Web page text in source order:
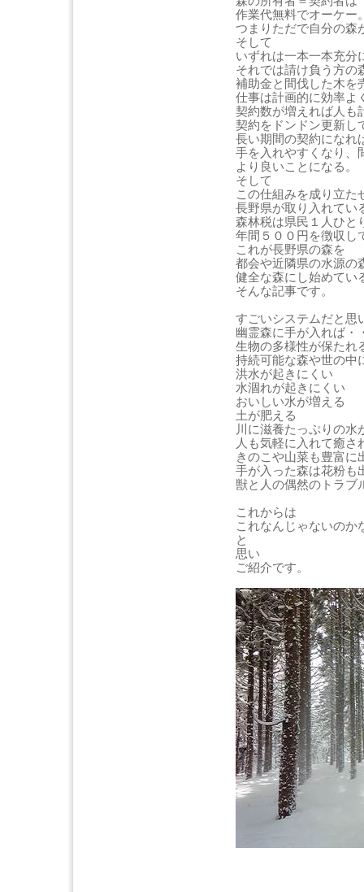
作業代無料でオーケー
つまりただで自分の森
そして
いずれは一本一本充分
それでは請け負う方の
補助金と間伐した木を
仕事は計画的に効率よ
契約数が増えれば人も
契約をドンドン更新し
長い期間の契約になれ
手を入れやすくなり、
より良いことになる。
そして
この仕組みを成り立た
長野県が取り入れてい
森林税は県民１人ひと
年間５００円を徴収し
これが長野県の森を
都会や近隣県の水源の
健全な森にし始めてい
そんな記事です。
すごいシステムだと思
幽霊森に手が入れば・
生物の多様性が保たれ
持続可能な森や世の中
洪水が起きにくい
水涸れが起きにくい
おいしい水が増える
土が肥える
川に滋養たっぷりの水
人も気軽に入れて癒さ
きのこや山菜も豊富に
手が入った森は花粉も
獣と人の偶然のトラブ
これからは
これなんじゃないのか
と
思い
ご紹介です。